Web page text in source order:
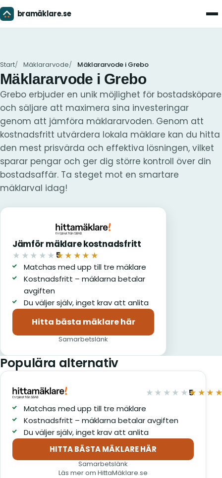
bramäklare.se
Start Mäklararvode Mäklararvode i Grebo
Mäklararvode i Grebo
Grebo erbjuder en unik möjlighet för bostadsköpare
och säljare att maximera sina investeringar
genom att jämföra mäklararvoden. Genom att
kostnadsfritt utvärdera lokala mäklare kan du hitta
den mest prisvärda och effektiva lösningen, vilket
sparar pengar och ger dig större kontroll över din
bostadsaffär. Ta steget mot en smartare
mäklarval idag!
Jämför mäklare kostnadsfritt
★★★★★ ★★★★★
5
av 5
Matchas med upp till tre mäklare
Kostnadsfritt – mäklarna betalar
avgiften
Du väljer själv, inget krav att anlita
Hitta bästa mäklare här
(öppnas i nytt fönster)
Samarbetslänk
Populära alternativ
★★★★★5
av 5
Matchas med upp till tre mäklare
Kostnadsfritt – mäklarna betalar avgiften
Du väljer själv, inget krav att anlita
HITTA BÄSTA MÄKLARE HÄR
(öppnas i nytt fönster)
Samarbetslänk
Läs mer om HittaMäklare.se